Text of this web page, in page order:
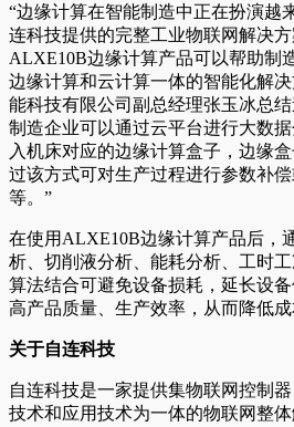
“边缘计算在智能制造中正在扮演越
连科技提供的完整工业物联网解决
ALXE10B边缘计算产品可以帮助制
边缘计算和云计算一体的智能化解
能科技有限公司副总经理张玉冰总结
制造企业可以通过云平台进行大数
入机床对应的边缘计算盒子，边缘
过该方式可对生产过程进行参数补
等。”
在使用ALXE10B边缘计算产品后，
析、切削液分析、能耗分析、工时
算法结合可避免设备损耗，延长设
高产品质量、生产效率，从而降低成
关于自连科技
自连科技是一家提供集物联网控制
技术和应用技术为一体的物联网整